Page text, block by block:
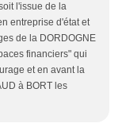
l'issue de la
entreprise d'état et
de la DORDOGNE
financiers" qui
et en avant la
à BORT les